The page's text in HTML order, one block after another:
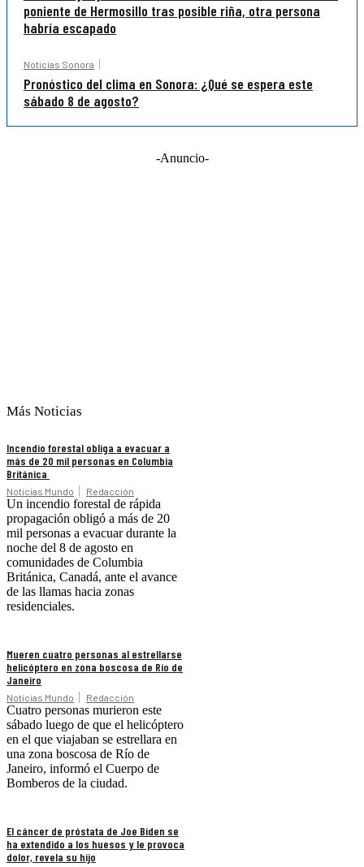
poniente de Hermosillo tras posible riña, otra persona
habría escapado
Noticias Sonora
Pronóstico del clima en Sonora: ¿Qué se espera este
sábado 8 de agosto?
-Anuncio-
Más Noticias
Incendio forestal obliga a evacuar a
más de 20 mil personas en Columbia
Británica
Noticias Mundo Redacción
Un incendio forestal de rápida
propagación obligó a más de 20
mil personas a evacuar durante la
noche del 8 de agosto en
comunidades de Columbia
Británica, Canadá, ante el avance
de las llamas hacia zonas
residenciales.
Mueren cuatro personas al estrellarse
helicóptero en zona boscosa de Río de
Janeiro
Noticias Mundo Redacción
Cuatro personas murieron este
sábado luego de que el helicóptero
en el que viajaban se estrellara en
una zona boscosa de Río de
Janeiro, informó el Cuerpo de
Bomberos de la ciudad.
El cáncer de próstata de Joe Biden se
ha extendido a los huesos y le provoca
dolor, revela su hijo